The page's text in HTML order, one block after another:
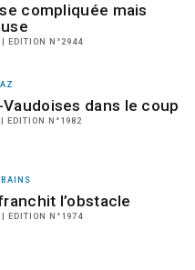
compliquée mais
EDITION N°2944
dans le coup
EDITION N°1982
BAINS
l’obstacle
EDITION N°1974